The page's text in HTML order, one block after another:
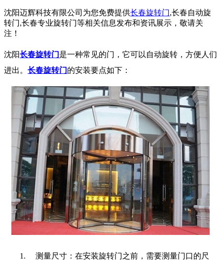
沈阳迈辉科技有限公司为您免费提供长春旋转门,长春自动旋
转门,长春专业旋转门等相关信息发布和资讯展示，敬请关
注！
沈阳长春旋转门 是一种常见的门，它可以自动旋转，方便人们
进出。 长春旋转门 的安装要点如下：
1.
测量尺寸：在安装旋转门之前，需要测量门口的尺